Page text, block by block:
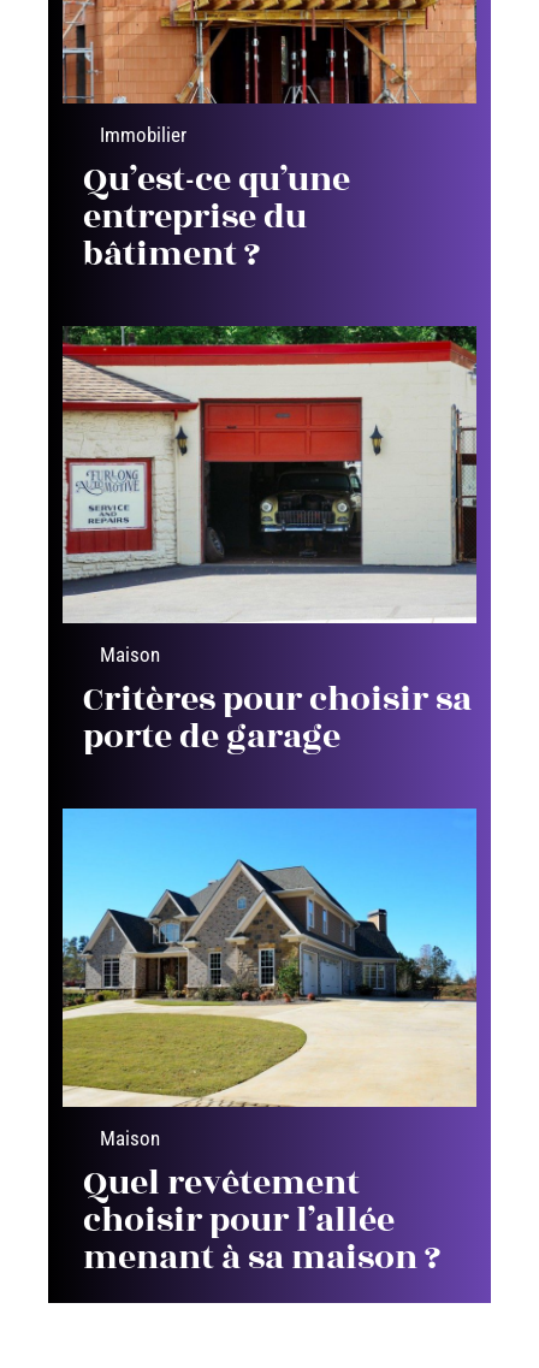
Immobilier
Qu’est-ce qu’une
entreprise du
bâtiment ?
Maison
Critères pour choisir sa
porte de garage
Maison
Quel revêtement
choisir pour l’allée
menant à sa maison ?